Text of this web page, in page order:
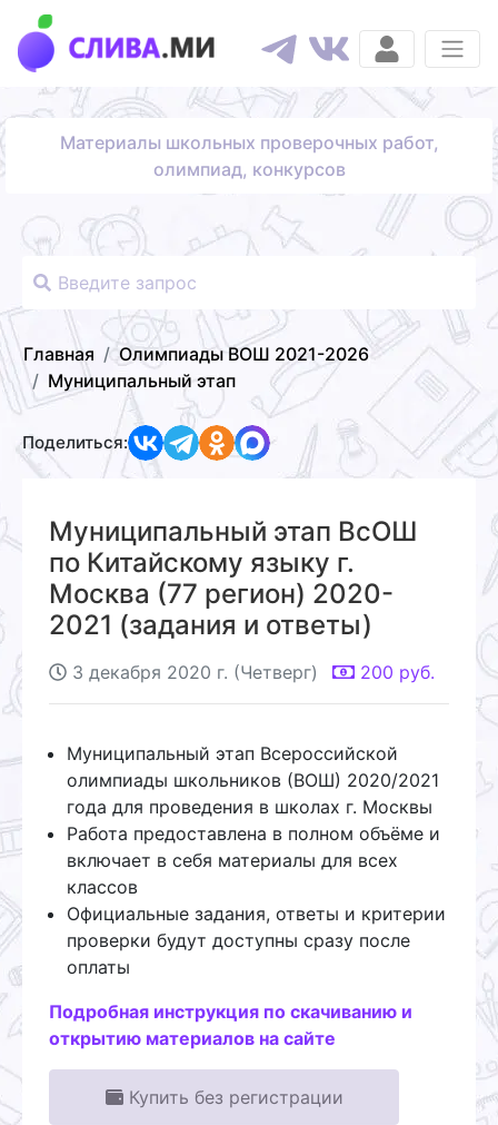
Материалы школьных проверочных работ,
олимпиад, конкурсов
Главная
Олимпиады ВОШ 2021-2026
Муниципальный этап
Поделиться:
Муниципальный этап ВсОШ
по Китайскому языку г.
Москва (77 регион) 2020-
2021 (задания и ответы)
3 декабря 2020 г. (Четверг) 200 руб.
Муниципальный этап Всероссийской
олимпиады школьников (ВОШ) 2020/2021
года для проведения в школах г. Москвы
Работа предоставлена в полном объёме и
включает в себя материалы для всех
классов
Официальные задания, ответы и критерии
проверки будут доступны сразу после
оплаты
Подробная инструкция по скачиванию и
открытию материалов на сайте
Купить без регистрации